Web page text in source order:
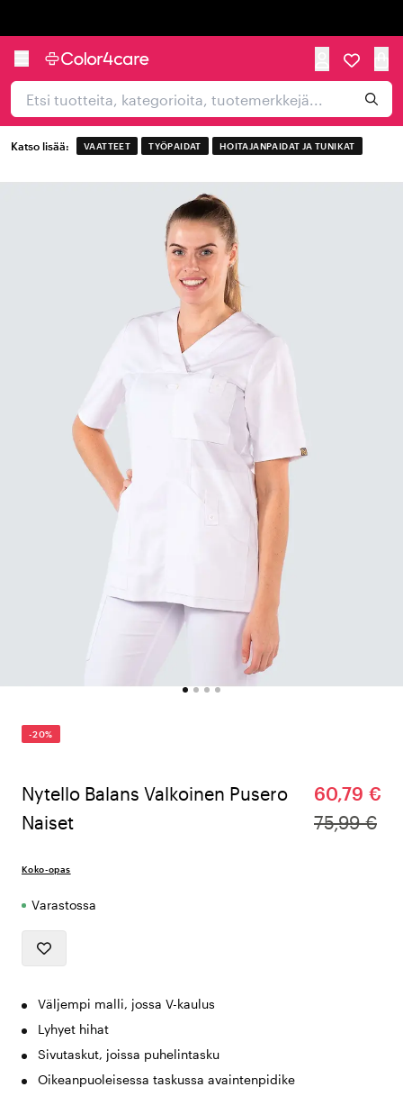
Katso lisää: VAATTEET TYÖPAIDAT HOITAJANPAIDAT JA TUNIKAT
-20%
Nytello Balans Valkoinen Pusero
Naiset
60,79 €
75,99 €
Koko-opas
Varastossa
Väljempi malli, jossa V-kaulus
Lyhyet hihat
Sivutaskut, joissa puhelintasku
Oikeanpuoleisessa taskussa avaintenpidike